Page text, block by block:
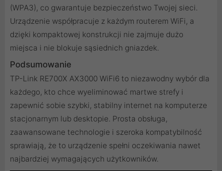
(WPA3), co gwarantuje bezpieczeństwo Twojej sieci.
Urządzenie współpracuje z każdym routerem WiFi, a
dzięki kompaktowej konstrukcji nie zajmuje dużo
miejsca i nie blokuje sąsiednich gniazdek.
Podsumowanie
TP-Link RE700X AX3000 WiFi6 to niezawodny wybór dla
każdego, kto chce wyeliminować martwe strefy i
zapewnić sobie szybki, stabilny internet na komputerze
stacjonarnym lub desktopie. Prosta obsługa,
zaawansowane technologie i szeroka kompatybilność
sprawiają, że to urządzenie spełni oczekiwania nawet
najbardziej wymagających użytkowników.